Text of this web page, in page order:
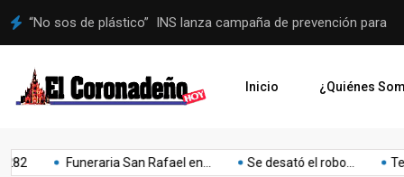
Administración municipal se hará cargo del proceso a Juegos
Inicio ¿Quiénes
Funeraria San Rafael en... Se desató el robo... Teatro:
Lo
Mejoras Mejoria Musica Niños Obesidad